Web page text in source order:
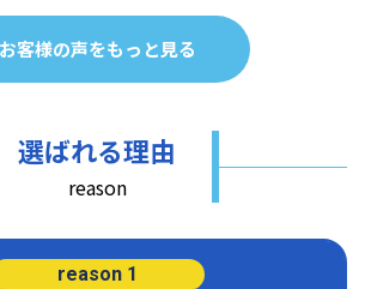
お客様の声をもっと見る
選ばれる理由
reason
reason 1